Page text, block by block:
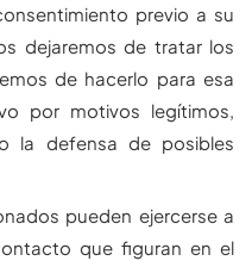
previo a su
dejaremos de tratar los
de hacerlo para esa
por motivos legítimos,
la defensa de posibles
pueden ejercerse a
que figuran en el